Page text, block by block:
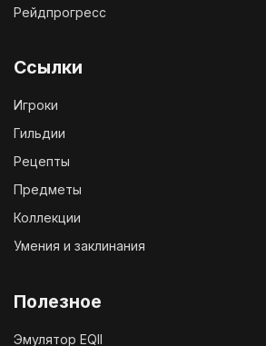
Рейдпрогресс
Ссылки
Игроки
Гильдии
Рецепты
Предметы
Коллекции
Умения и заклинания
Полезное
Эмулятор EQII